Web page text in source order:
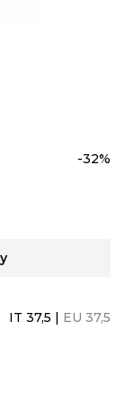
-32%
IT 37,5 | EU 37,5